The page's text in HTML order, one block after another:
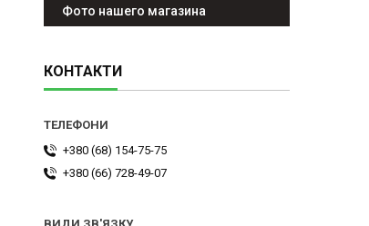
Фото нашего магазина
КОНТАКТИ
+380 (68) 154-75-75
+380 (66) 728-49-07